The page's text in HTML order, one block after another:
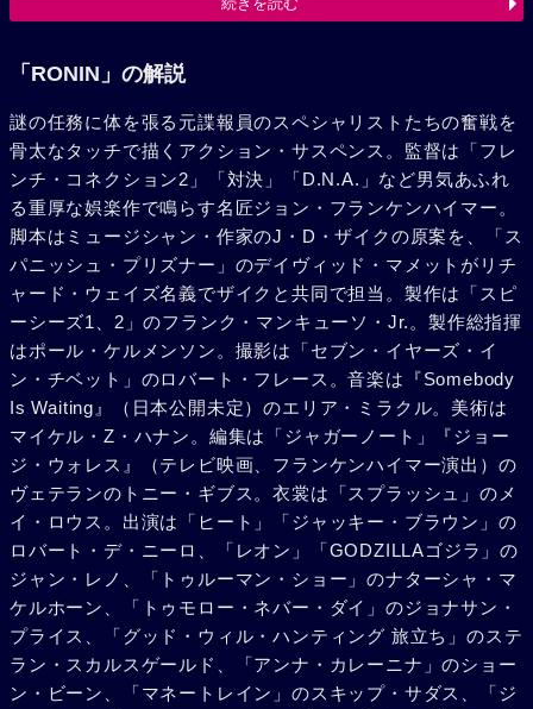
触を持つ。古いコロシアムでグレゴーをサムたちはキャッチ
射殺して、ディエドラと共に姿を消す。ヴァンサンは腹を撃
いう情報屋の老人の邸宅にかくまう。サムはヴァンサンに自
ら指示を与えながら体内から弾丸を抜かせた。老人はサムに
日本のローニンの話を聞かせる。傷が癒えたサムとヴァンサ
ンはケースの行方を追って行動を再開。ふたりはどうやらケ
ースはナターシャ・キリロヴァ（カタリーナ・ヴィット）と
いうスケートの女王のパトロンのロシアマフィアの元に運ば
れるとかぎつけた。マフィアと共にスケートの女王もリンク
上であえなく殺害して再びケースを手にしたグレゴーだが、
警備員に化けていたシーマスの手で倒される。サムは出くわ
したディエドラに自分は諜報員でずっとシーマスを追ってい
たと告げ、シーマスを追い詰める。さしものシーマスも、サ
ムとヴァンサンの手でついに果てた。ケースも取り戻されで
すべてが終わり、サムとヴァンサンは友情を確かめあって別
れるのだった。
「RONIN」の解説
謎の任務に体を張る元諜報員のスペシャリストたちの奮戦を
骨太なタッチで描くアクション・サスペンス。監督は「フレ
ンチ・コネクション2」「対決」「D.N.A.」など男気あふれ
る重厚な娯楽作で鳴らす名匠ジョン・フランケンハイマー。
脚本はミュージシャン・作家のJ・D・ザイクの原案を、「ス
パニッシュ・プリズナー」のデイヴィッド・マメットがリチ
ャード・ウェイズ名義でザイクと共同で担当。製作は「スピ
ーシーズ1、2」のフランク・マンキューソ・Jr.。製作総指揮
はポール・ケルメンソン。撮影は「セブン・イヤーズ・イ
ン・チベット」のロバート・フレース。音楽は『Somebody
Is Waiting』（日本公開未定）のエリア・ミラクル。美術は
マイケル・Z・ハナン。編集は「ジャガーノート」『ジョー
ジ・ウォレス』（テレビ映画、フランケンハイマー演出）の
ヴェテランのトニー・ギブス。衣裳は「スプラッシュ」のメ
イ・ロウス。出演は「ヒート」「ジャッキー・ブラウン」の
ロバート・デ・ニーロ、「レオン」「GODZILLAゴジラ」の
ジャン・レノ、「トゥルーマン・ショー」のナターシャ・マ
ケルホーン、「トゥモロー・ネバー・ダイ」のジョナサン・
プライス、「グッド・ウィル・ハンティング 旅立ち」のステ
ラン・スカルスゲールド、「アンナ・カレーニナ」のショー
ン・ビーン、「マネートレイン」のスキップ・サダス、「ジ